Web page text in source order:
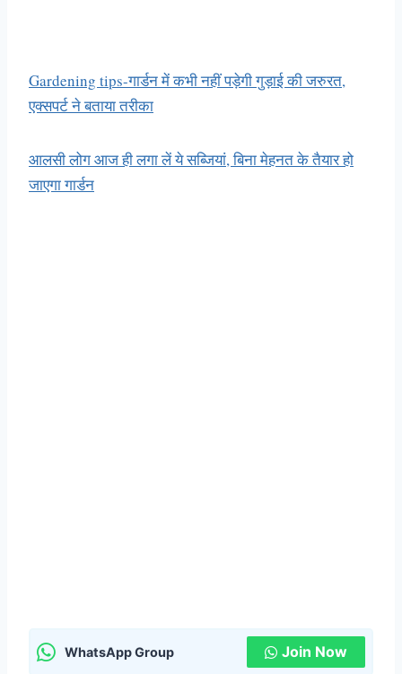
Gardening tips-गार्डन में कभी नहीं पड़ेगी गुड़ाई की जरुरत,
एक्सपर्ट ने बताया तरीका
आलसी लोग आज ही लगा लें ये सब्जियां, बिना मेहनत के तैयार हो
जाएगा गार्डन
WhatsApp Group Join Now